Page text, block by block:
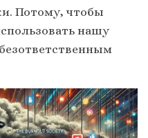
Потому, чтобы
нашу